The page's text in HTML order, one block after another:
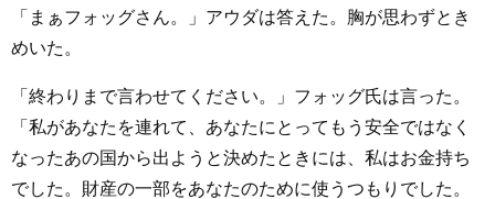
「まぁフォッグさん。」アウダは答えた。胸が思わずとき
めいた。
「終わりまで言わせてください。」フォッグ氏は言った。
「私があなたを連れて、あなたにとってもう安全ではなく
なったあの国から出ようと決めたときには、私はお金持ち
でした。財産の一部をあなたのために使うつもりでした。